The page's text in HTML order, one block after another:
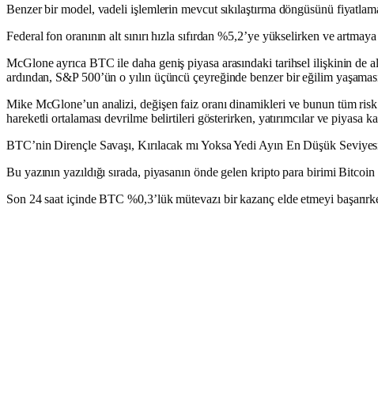
Benzer bir model, vadeli işlemlerin mevcut sıkılaştırma döngüsünü
Federal fon oranının alt sınırı hızla sıfırdan %5,2’ye yükselirken ve
McGlone ayrıca BTC ile daha geniş piyasa arasındaki tarihsel ilişkinin de
ardından, S&P 500’ün o yılın üçüncü çeyreğinde benzer bir eğilim
Mike McGlone’un analizi, değişen faiz oranı dinamikleri ve bunun tüm
hareketli ortalaması devrilme belirtileri gösterirken, yatırımcılar ve piyasa
BTC’nin Dirençle Savaşı, Kırılacak mı Yoksa Yedi Ayın En Düşük
Bu yazının yazıldığı sırada, piyasanın önde gelen kripto para birimi
Son 24 saat içinde BTC %0,3’lük mütevazı bir kazanç elde etmeyi